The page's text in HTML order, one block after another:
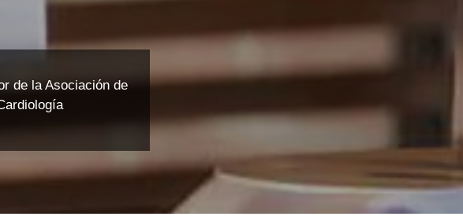
de la Asociación de